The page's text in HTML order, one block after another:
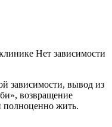
зависимости, вывод из
возвращение
полноценно жить.